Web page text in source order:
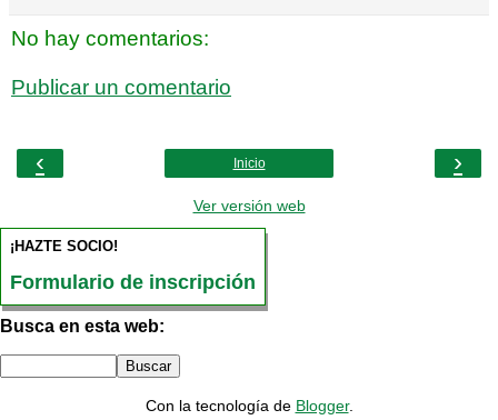
No hay comentarios:
Publicar un comentario
‹ ›
Inicio
Ver versión web
¡HAZTE SOCIO!
Formulario de inscripción
Busca en esta web:
Con la tecnología de Blogger.